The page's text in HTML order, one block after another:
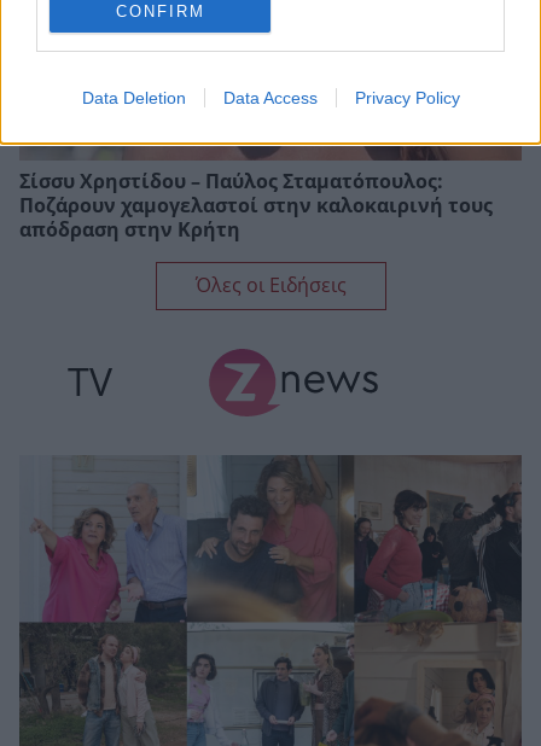
CONFIRM
Data Deletion Data Access Privacy Policy
Σίσσυ Χρηστίδου – Παύλος Σταματόπουλος:
Ποζάρουν χαμογελαστοί στην καλοκαιρινή τους
απόδραση στην Κρήτη
Όλες οι Ειδήσεις
TV